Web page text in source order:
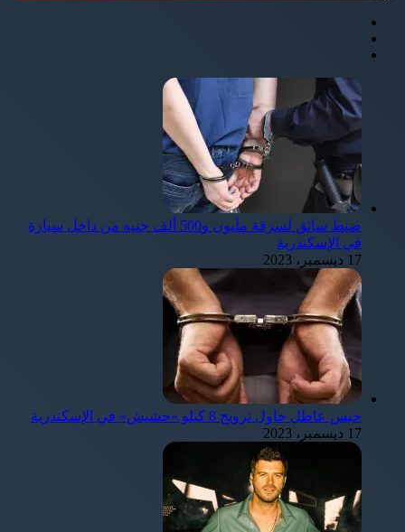
ضبط سائق لسرقة مليون و500 ألف جنيه من داخل سيارة
في الإسكندرية
17 ديسمبر، 2023
حبس عاطل حاول ترويج 8 كيلو «حشيش» في الإسكندرية
17 ديسمبر، 2023